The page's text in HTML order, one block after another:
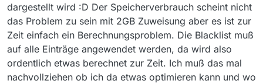
dargestellt wird :D Der Speicherverbrauch scheint nicht
das Problem zu sein mit 2GB Zuweisung aber es ist zur
Zeit einfach ein Berechnungsproblem. Die Blacklist muß
auf alle Einträge angewendet werden, da wird also
ordentlich etwas berechnet zur Zeit. Ich muß das mal
nachvollziehen ob ich da etwas optimieren kann und wo